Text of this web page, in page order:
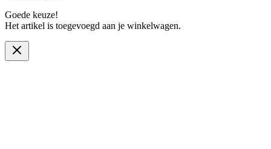
Goede keuze!
Het artikel is toegevoegd aan je winkelwagen.